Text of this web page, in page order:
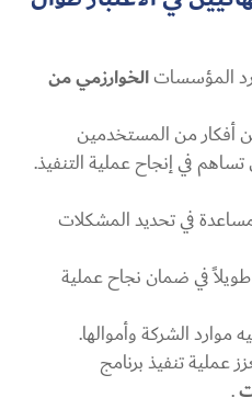
المؤسساتالخوارزمي من
أفكار من المستخدمين
في إنجاح عملية التنفيذ.
في تحديد المشكلات
في ضمان نجاح عملية
الشركة وأموالها.
عملية تنفيذ برنامج
.